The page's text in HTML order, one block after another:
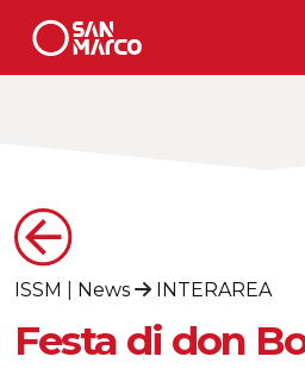
ISSM News INTERAREA
Festa di don